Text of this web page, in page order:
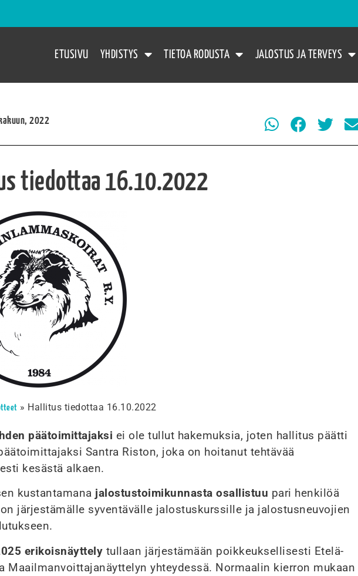
ETUSIVU YHDISTYS TIETOA RODUSTA JALOSTUS JA TERVEYS
2022
tiedottaa 16.10.2022
» Hallitus tiedottaa 16.10.2022
päätoimittajaksi ei ole tullut hakemuksia, joten hallitus päätti
Santra Riston, joka on hoitanut tehtävää
kesästä alkaen.
kustantamana jalostustoimikunnasta osallistuu pari henkilöä
järjestämälle syventävälle jalostuskurssille ja jalostusneuvojien
erikoisnäyttely tullaan järjestämään poikkeuksellisesti Etelä-
Maailmanvoittajanäyttelyn yhteydessä. Normaalin kierron mukaan